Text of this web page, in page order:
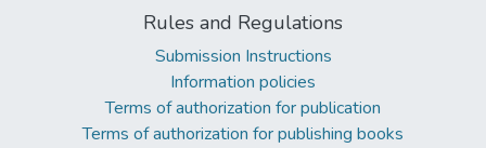
Rules and Regulations
Submission Instructions
Information policies
Terms of authorization for publication
Terms of authorization for publishing books